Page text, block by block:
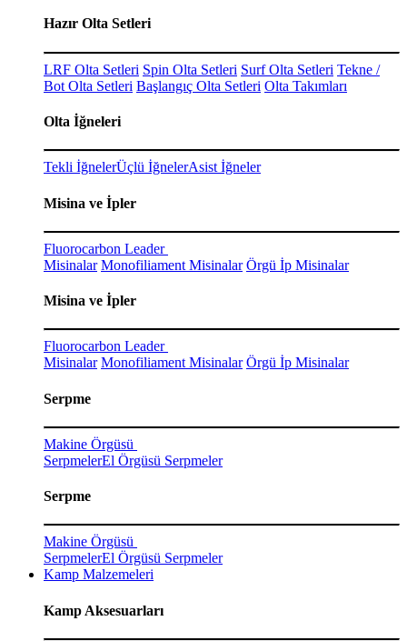
Hazır Olta Setleri
LRF Olta Setleri Spin Olta Setleri Surf Olta Setleri Tekne /
Bot Olta Setleri Başlangıç Olta Setleri Olta Takımları
Olta İğneleri
Tekli İğnelerÜçlü İğnelerAsist İğneler
Misina ve İpler
Fluorocarbon Leader
Misinalar Monofiliament Misinalar Örgü İp Misinalar
Misina ve İpler
Fluorocarbon Leader
Misinalar Monofiliament Misinalar Örgü İp Misinalar
Serpme
Makine Örgüsü
SerpmelerEl Örgüsü Serpmeler
Serpme
Makine Örgüsü
SerpmelerEl Örgüsü Serpmeler
Kamp Malzemeleri
Kamp Aksesuarları